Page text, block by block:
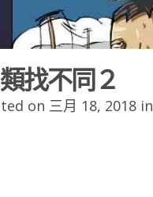
找不同２
on 三月 18, 2018 in